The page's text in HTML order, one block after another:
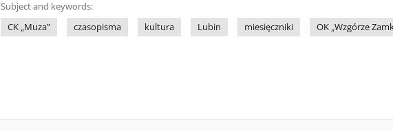
Subject and keywords:
CK „Muza”
czasopisma kultura Lubin miesięczniki OK „Wzgórze